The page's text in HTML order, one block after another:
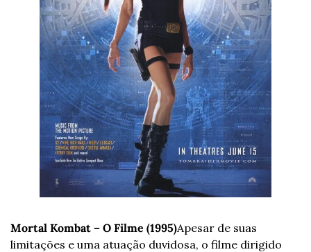
Mortal Kombat – O Filme (1995)Apesar de suas
limitações e uma atuação duvidosa, o filme dirigido